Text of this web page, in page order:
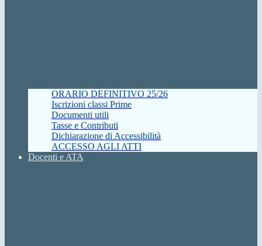
ORARIO DEFINITIVO 25/26
Iscrizioni classi Prime
Documenti utili
Tasse e Contributi
Dichiarazione di Accessibilità
ACCESSO AGLI ATTI
Docenti e ATA